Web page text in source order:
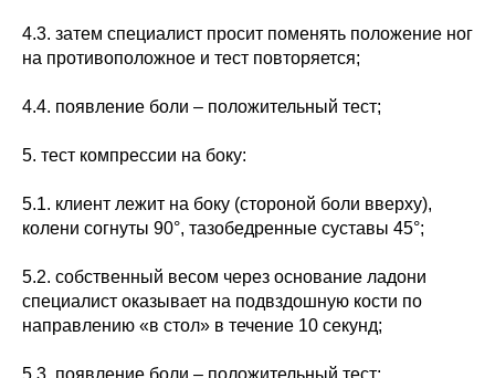
4.3. затем специалист просит поменять положение ног
на противоположное и тест повторяется;
4.4. появление боли – положительный тест;
5. тест компрессии на боку:
5.1. клиент лежит на боку (стороной боли вверху),
колени согнуты 90°, тазобедренные суставы 45°;
5.2. собственный весом через основание ладони
специалист оказывает на подвздошную кости по
направлению «в стол» в течение 10 секунд;
5.3. появление боли – положительный тест;